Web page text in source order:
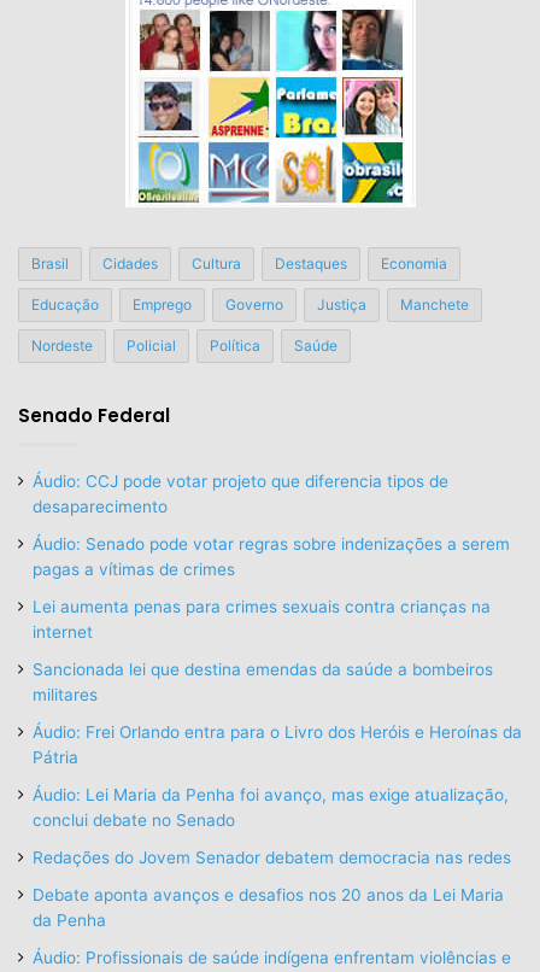
Brasil Cidades Cultura Destaques Economia
Educação Emprego Governo Justiça Manchete
Nordeste Policial Política Saúde
Senado Federal
Áudio: CCJ pode votar projeto que diferencia tipos de
desaparecimento
Áudio: Senado pode votar regras sobre indenizações a serem
pagas a vítimas de crimes
Lei aumenta penas para crimes sexuais contra crianças na
internet
Sancionada lei que destina emendas da saúde a bombeiros
militares
Áudio: Frei Orlando entra para o Livro dos Heróis e Heroínas da
Pátria
Áudio: Lei Maria da Penha foi avanço, mas exige atualização,
conclui debate no Senado
Redações do Jovem Senador debatem democracia nas redes
Debate aponta avanços e desafios nos 20 anos da Lei Maria
da Penha
Áudio: Profissionais de saúde indígena enfrentam violências e